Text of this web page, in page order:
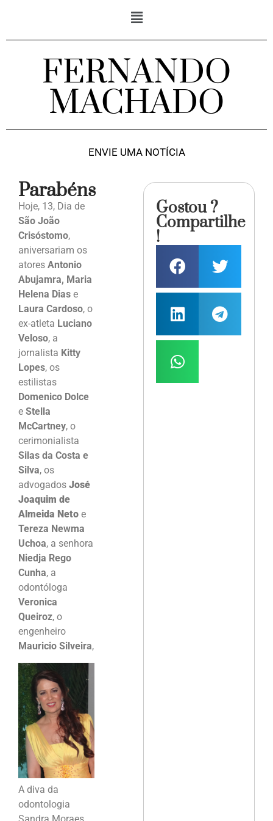
FERNANDO
MACHADO
ENVIE UMA NOTÍCIA
Parabéns
Hoje, 13, Dia de
São João
Crisóstomo,
aniversariam os
atores Antonio
Abujamra, Maria
Helena Dias e
Laura Cardoso, o
ex-atleta Luciano
Veloso, a
jornalista Kitty
Lopes, os
estilistas
Domenico Dolce
e Stella
McCartney, o
cerimonialista
Silas da Costa e
Silva, os
advogados José
Joaquim de
Almeida Neto e
Tereza Newma
Uchoa, a senhora
Niedja Rego
Cunha, a
odontóloga
Veronica
Queiroz, o
engenheiro
Mauricio Silveira,
A diva da
odontologia
Sandra Moraes
Gostou ?
Compartilhe
!